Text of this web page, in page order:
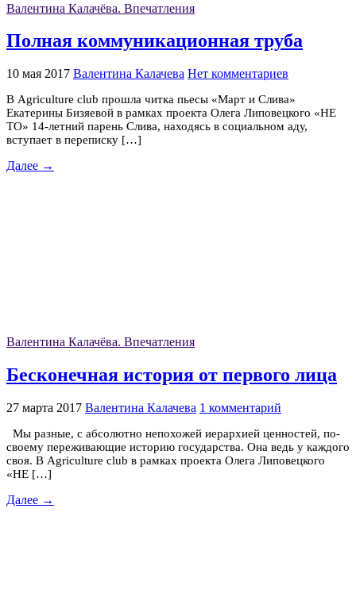
Валентина Калачёва. Впечатления
Полная коммуникационная труба
10 мая 2017 Валентина Калачева Нет комментариев
В Аgriculture club прошла читка пьесы «Март и Слива»
Екатерины Бизяевой в рамках проекта Олега Липовецкого «НЕ
ТО» 14-летний парень Слива, находясь в социальном аду,
вступает в переписку […]
Далее →
Валентина Калачёва. Впечатления
Бесконечная история от первого лица
27 марта 2017 Валентина Калачева 1 комментарий
Мы разные, с абсолютно непохожей иерархией ценностей, по-
своему переживающие историю государства. Она ведь у каждого
своя. В Agriculture club в рамках проекта Олега Липовецкого
«НЕ […]
Далее →